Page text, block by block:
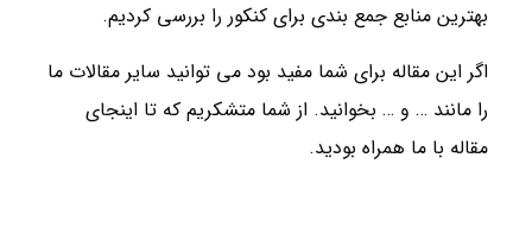
بهترین منابع جمع بندی برای کنکور را بررسی کردیم.
اگر این مقاله برای شما مفید بود می توانید سایر مقالات ما
را مانند … و … بخوانید. از شما متشکریم که تا اینجای
مقاله با ما همراه بودید.